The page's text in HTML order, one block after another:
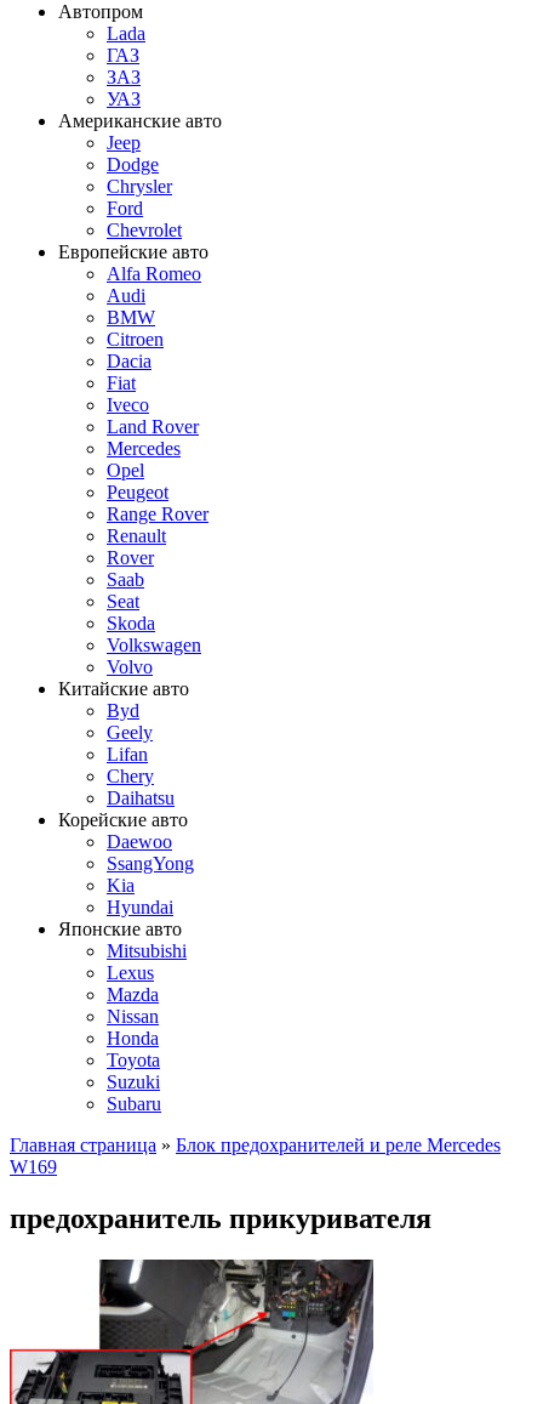
Автопром
Lada
ГАЗ
ЗАЗ
УАЗ
Американские авто
Jeep
Dodge
Chrysler
Ford
Chevrolet
Европейские авто
Alfa Romeo
Audi
BMW
Citroen
Dacia
Fiat
Iveco
Land Rover
Mercedes
Opel
Peugeot
Range Rover
Renault
Rover
Saab
Seat
Skoda
Volkswagen
Volvo
Китайские авто
Byd
Geely
Lifan
Chery
Daihatsu
Корейские авто
Daewoo
SsangYong
Kia
Hyundai
Японские авто
Mitsubishi
Lexus
Mazda
Nissan
Honda
Toyota
Suzuki
Subaru
Главная страница » Блок предохранителей и реле Mercedes
W169
предохранитель прикуривателя